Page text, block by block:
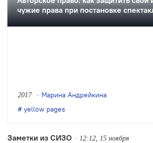
чужие права при постановке
2017
Марина Андрейкина
yellow pages
Заметки из СИЗО 12:12, 15 ноября